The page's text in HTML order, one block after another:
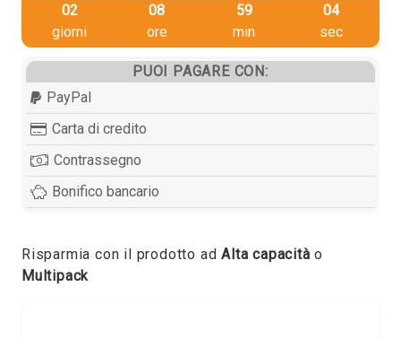
02
giorni
08
ore
59
min
03
sec
PUOI PAGARE CON:
PayPal
Carta di credito
Contrassegno
Bonifico bancario
Risparmia con il prodotto adAlta capacità o
Multipack